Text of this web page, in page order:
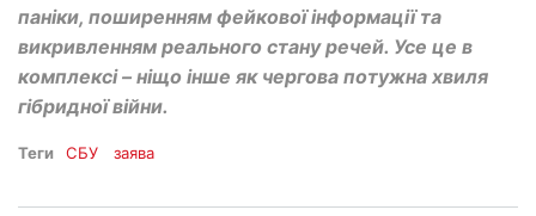
паніки, поширенням фейкової інформації та
викривленням реального стану речей. Усе це в
комплексі – ніщо інше як чергова потужна хвиля
гібридної війни.
Теги СБУ заява